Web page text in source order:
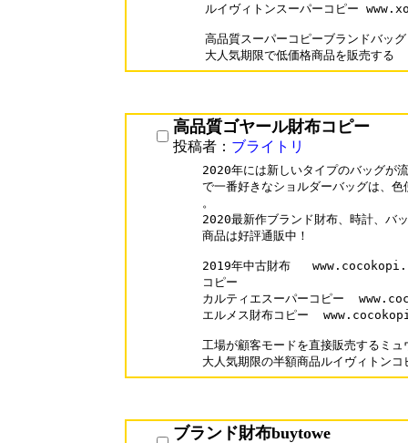
ルイヴィトンスーパーコピー
高品質スーパーコピーブランド
高品質ゴヤール財布コピー
投稿者： ブライトリ
2020年には新しいタイプのバッグが
で一番好きなショルダーバッグは、
。
2020最新作ブランド財布、時計、バ
商品は好評通販中！
2019年中古財布
コピー
カルティエスーパーコピー
エルメス財布コピー
工場が顧客モードを直接販売する
ブランド財布buytowe